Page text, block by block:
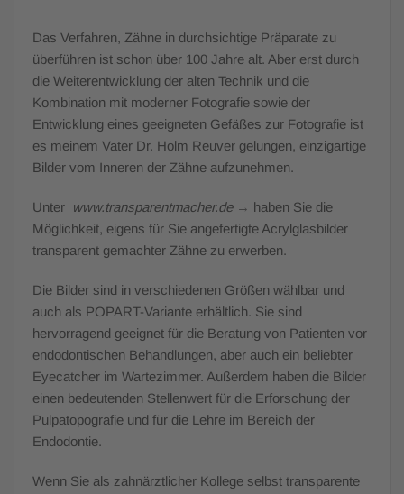
Das Verfahren, Zähne in durchsichtige Präparate zu
überführen ist schon über 100 Jahre alt. Aber erst durch
die Weiterentwicklung der alten Technik und die
Kombination mit moderner Fotografie sowie der
Entwicklung eines geeigneten Gefäßes zur Fotografie ist
es meinem Vater Dr. Holm Reuver gelungen, einzigartige
Bilder vom Inneren der Zähne aufzunehmen.
Unter www.transparentmacher.de→ haben Sie die
Möglichkeit, eigens für Sie angefertigte Acrylglasbilder
transparent gemachter Zähne zu erwerben.
Die Bilder sind in verschiedenen Größen wählbar und
auch als POPART-Variante erhältlich. Sie sind
hervorragend geeignet für die Beratung von Patienten vor
endodontischen Behandlungen, aber auch ein beliebter
Eyecatcher im Wartezimmer. Außerdem haben die Bilder
einen bedeutenden Stellenwert für die Erforschung der
Pulpatopografie und für die Lehre im Bereich der
Endodontie.
Wenn Sie als zahnärztlicher Kollege selbst transparente